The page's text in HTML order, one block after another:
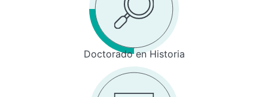
Doctorado en Historia